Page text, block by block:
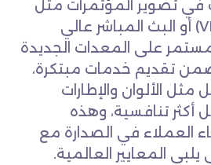
في تصوير المؤتمرات مثل
الواقع الافتراضي (VR) أو البث المباشر عالي
على المعدات الجديدة
تقديم خدمات مبتكرة،
مثل الألوان والإطارات
أكثر تنافسية، وهذه
العملاء في الصدارة مع
المعايير العالمية.